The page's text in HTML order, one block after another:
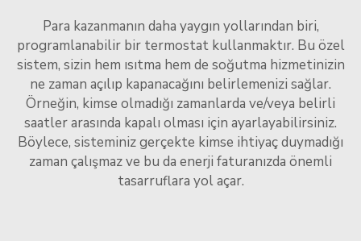
Para kazanmanın daha yaygın yollarından biri,
programlanabilir bir termostat kullanmaktır. Bu özel
sistem, sizin hem ısıtma hem de soğutma hizmetinizin
ne zaman açılıp kapanacağını belirlemenizi sağlar.
Örneğin, kimse olmadığı zamanlarda ve/veya belirli
saatler arasında kapalı olması için ayarlayabilirsiniz.
Böylece, sisteminiz gerçekte kimse ihtiyaç duymadığı
zaman çalışmaz ve bu da enerji faturanızda önemli
tasarruflara yol açar.